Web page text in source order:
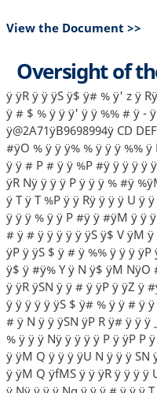
View the Document >>
Oversight of
ÿ ÿR ÿ ÿ ÿS ÿ$ ÿ# % ÿ' z ÿ
ÿ # $ % ÿ ÿ ÿ' ÿ ÿ %% # ÿ -
ÿ@2A71ÿB9698994ÿ CD
#ÿO % ÿ ÿ ÿ% % ÿ ÿ ÿ %%
ÿ ÿ # P # ÿ ÿ %P #ÿ ÿ ÿ ÿ ÿ
ÿR Nÿ ÿ ÿ ÿ P ÿ ÿ ÿ % #ÿ
ÿ T ÿ T %P ÿ ÿ Rÿ ÿ ÿ ÿ U ÿ
ÿ ÿ ÿ % ÿ ÿ P #ÿ ÿ #ÿM ÿ ÿ
# ÿ # ÿ ÿ ÿ ÿ ÿ ÿS ÿ$ V ÿM
ÿP ÿ ÿS $ ÿ # ÿ %% ÿ ÿ ÿ
ÿ$ ÿ #ÿ% Y ÿ N ÿ$ ÿM NÿO
ÿ ÿR ÿSN ÿ ÿ # ÿ ÿP ÿ ÿZ ÿ
ÿ ÿ ÿ ÿ ÿ ÿS $ ÿ# % ÿ ÿ # ÿ
# ÿ N ÿ ÿ ÿSN ÿP R ÿ# ÿ ÿ ÿ
% ÿ ÿ ÿ Nÿ ÿ ÿ ÿ ÿ P ÿ ÿP P
ÿ ÿM Q ÿ ÿ ÿ ÿU N ÿ ÿ ÿ SN
ÿ ÿM Q ÿfMS ÿ ÿ ÿR ÿ ÿ ÿ ÿ